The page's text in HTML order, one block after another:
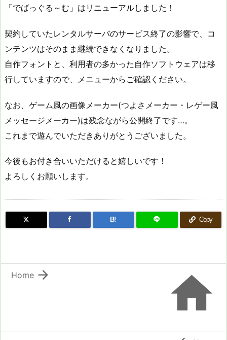
「でばっぐる～む」はリニューアルしました！
契約していたレンタルサーバのサービス終了の影響で、コ
ンテンツはそのまま継続できなくなりました。
自作フォントと、利用者の多かった自作ソフトウェアは移
行していますので、メニューからご確認ください。
なお、ゲーム風の画像メーカー(つよさメーカー・レゲー風
メッセージメーカー)は残念ながら公開終了です…。
これまで遊んでいただきありがとうございました。
今後もお付き合いいただけると嬉しいです！
よろしくお願いします。
B! Copy


Home